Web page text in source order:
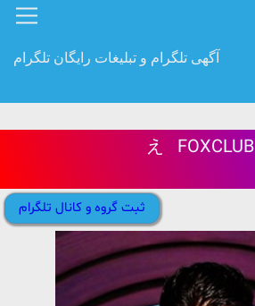
آگهی تلگرام و تبلیغات رایگان تلگرام
え ‌ ‌ FOXCLUB
ثبت گروه و کانال تلگرام